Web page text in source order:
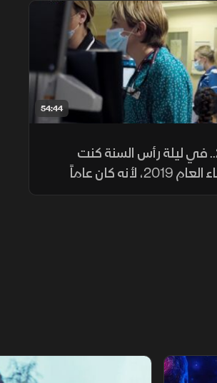
54:44
31 ديسمبر 2019.. في ليلة رأس السنة كنت
سعيدة جداً لانتهاء العام 2019، لأنه كان عاماً
قاسياً، وبعد أقل من ثلاثة أشهر على العام 2020،
مقاومة الأمراض المزمنة